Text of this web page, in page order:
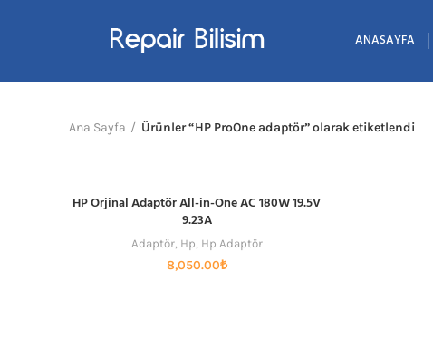
ANASAYFA
Ana Sayfa Ürünler “HP ProOne adaptör” olarak etiketlendi
SEPETE EKLE
HP Orjinal Adaptör All-in-One AC 180W 19.5V
9.23A
Adaptör, Hp, Hp Adaptör
8,050.00₺